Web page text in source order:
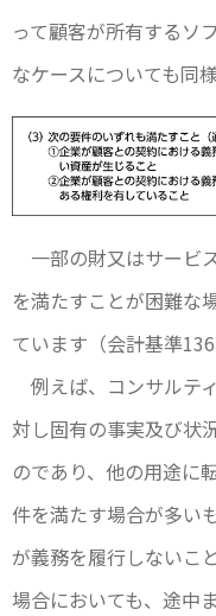
って顧客が所有するソ
なケースについても同様
一部の財又はサービ
を満たすことが困難な
ています（会計基準136
例えば、コンサルテ
対し固有の事実及び状
のであり、他の用途に
件を満たす場合が多い
が義務を履行しないこ
場合においても、途中